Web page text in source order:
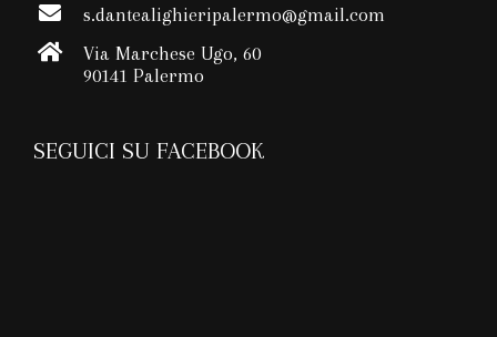
s.dantealighieripalermo@gmail.com
Via Marchese Ugo, 60
90141 Palermo
SEGUICI SU FACEBOOK